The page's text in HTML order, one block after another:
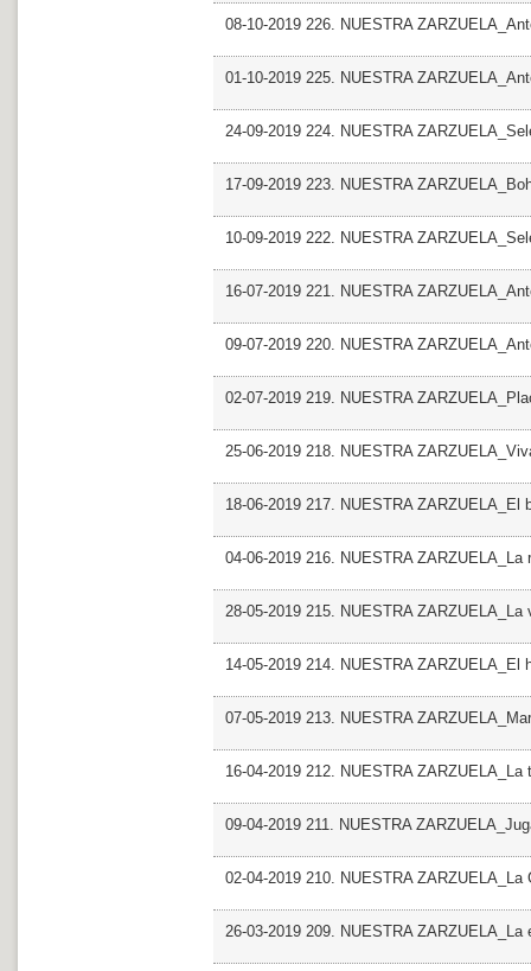
08-10-2019 226. NUESTRA
01-10-2019 225. NUESTRA
24-09-2019 224. NUESTRA
17-09-2019 223. NUESTRA
10-09-2019 222. NUESTRA
16-07-2019 221. NUESTRA
09-07-2019 220. NUESTRA
02-07-2019 219. NUESTRA
25-06-2019 218. NUESTRA
18-06-2019 217. NUESTRA ZARZUELA_El
04-06-2019 216. NUESTRA ZARZUELA_La
28-05-2019 215. NUESTRA ZARZUELA_La
14-05-2019 214. NUESTRA ZARZUELA_El
07-05-2019 213. NUESTRA
16-04-2019 212. NUESTRA ZARZUELA_La
09-04-2019 211. NUESTRA
02-04-2019 210. NUESTRA ZARZUELA_La
26-03-2019 209. NUESTRA ZARZUELA_La